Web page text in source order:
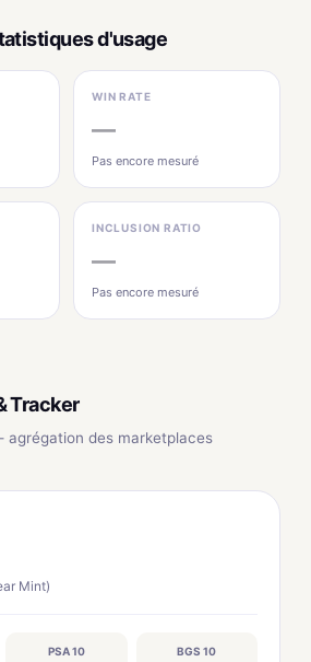
d'usage
WIN RATE
—
Pas encore mesuré
INCLUSION RATIO
—
Pas encore mesuré
Tracker
des marketplaces
Mint)
PSA 10 BGS 10